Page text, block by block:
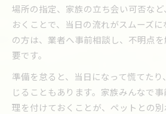
場所の指定、家族の立ち会い可否な
おくことで、当日の流れがスムーズ
の方は、業者へ事前相談し、不明点
要です。
準備を怠ると、当日になって慌てた
じることもあります。家族みんなで
理を付けておくことが、ペットとの